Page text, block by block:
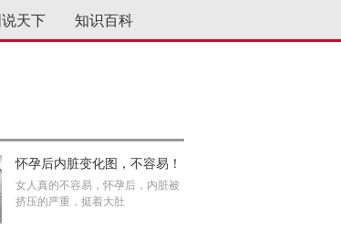
说天下 知识百科
怀孕后内脏变化图，不容易！
女人真的不容易，怀孕后，内脏被
挤压的严重，挺着大肚